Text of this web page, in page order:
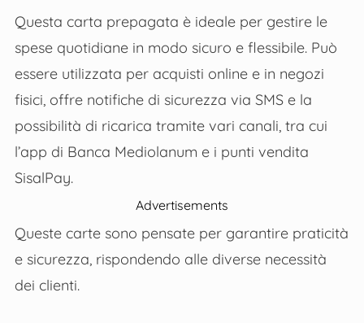
Questa carta prepagata è ideale per gestire le
spese quotidiane in modo sicuro e flessibile. Può
essere utilizzata per acquisti online e in negozi
fisici, offre notifiche di sicurezza via SMS e la
possibilità di ricarica tramite vari canali, tra cui
l’app di Banca Mediolanum e i punti vendita
SisalPay.
Advertisements
Queste carte sono pensate per garantire praticità
e sicurezza, rispondendo alle diverse necessità
dei clienti​.